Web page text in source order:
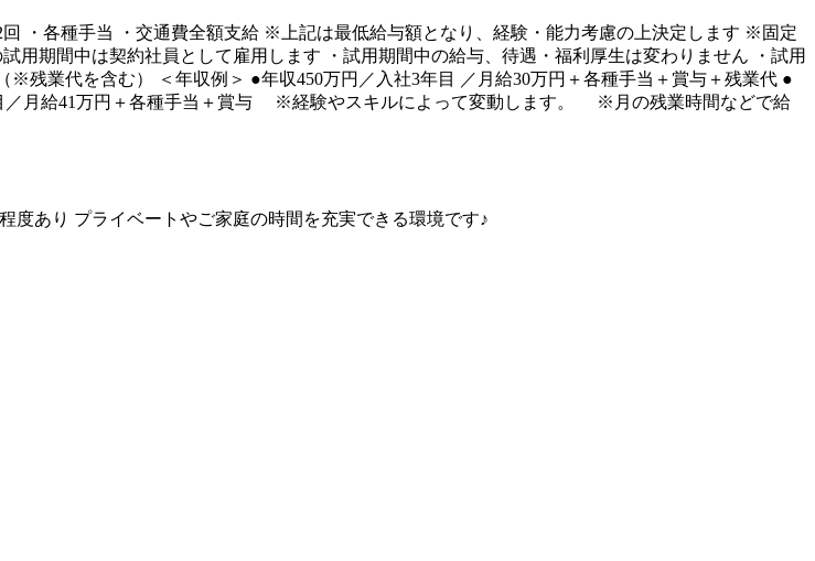
・各種手当 ・交通費全額支給 ※上記は最低給与額となり、経験・能力考慮の上決定します ※固定
用期間中は契約社員として雇用します ・試用期間中の給与、待遇・福利厚生は変わりません ・試用
残業代を含む） ＜年収例＞ ●年収450万円／入社3年目 ／月給30万円＋各種手当＋賞与＋残業代 ●
／月給41万円＋各種手当＋賞与 ※経験やスキルによって変動します。 ※月の残業時間などで給
度あり プライベートやご家庭の時間を充実できる環境です♪